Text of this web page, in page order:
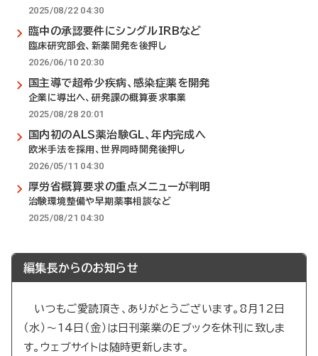
2025/08/22 04:30
臨中の承認要件にシングルIRBなど
臨床研究部会、新薬開発を後押し
2026/06/10 20:30
国主導で超希少疾病、感染症薬を開発
企業に導出へ、研発課の概算要求事業
2025/08/28 20:01
国内初のALS薬治験GL、年内完成へ
欧米手法を採用、世界同時開発後押し
2026/05/11 04:30
厚労省概算要求の重点メニューが判明
治験環境整備や早期薬事相談など
2025/08/21 04:30
編集長からのお知らせ
いつもご愛読頂き、ありがとうございます。8月12日
（水）～14日（金）は日刊薬業のEブックを休刊に致しま
す。ウェブサイトは随時更新します。